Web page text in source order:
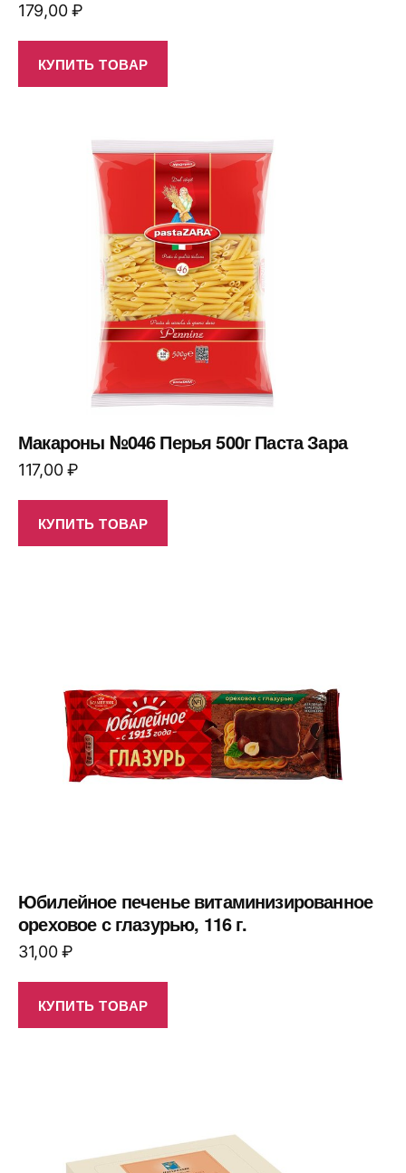
179,00₽
КУПИТЬ ТОВАР
Макароны №046 Перья 500г Паста Зара
117,00₽
КУПИТЬ ТОВАР
Юбилейное печенье витаминизированное
ореховое с глазурью, 116 г.
31,00₽
КУПИТЬ ТОВАР